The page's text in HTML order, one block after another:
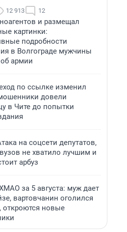
12 913 12
и размещал
картинки:
подробности
в Волгограде мужчины
армии
по ссылке изменил
довели
в Чите до попытки
на соцсети депутатов,
не хватило лучшим и
арбуз
за 5 августа: муж дает
вартовчанин оголился
откроются новые